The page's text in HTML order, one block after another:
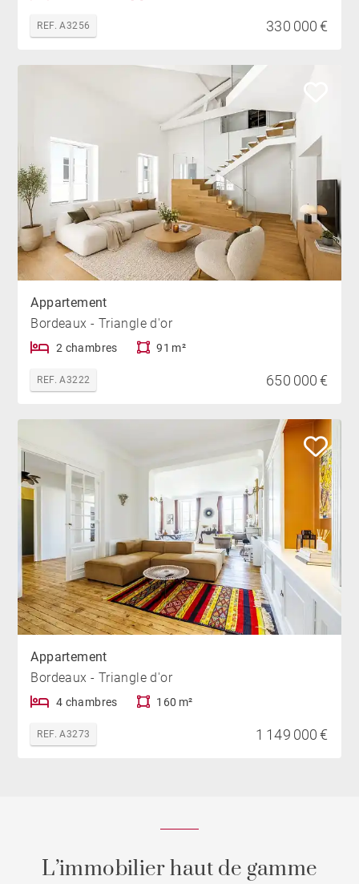
REF. A3256 330 000 €
Appartement
Bordeaux - Triangle d'or
2 chambres 91 m²
REF. A3222 650 000 €
Appartement
Bordeaux - Triangle d'or
4 chambres 160 m²
REF. A3273 1 149 000 €
L’immobilier haut de gamme